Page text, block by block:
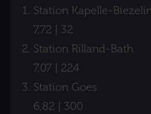
Station Kapelle-
7,72 | 32
Station Rilland-Bath
7,07 | 224
Station Goes
6,82 | 300